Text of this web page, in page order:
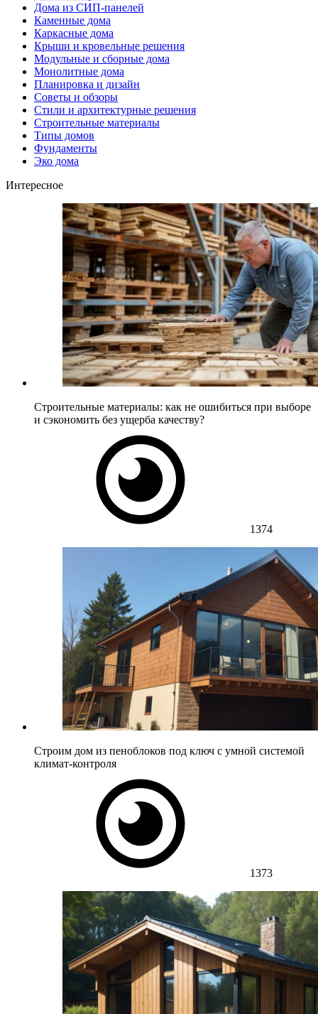
Дома из СИП-панелей
Каменные дома
Каркасные дома
Крыши и кровельные решения
Модульные и сборные дома
Монолитные дома
Планировка и дизайн
Советы и обзоры
Стили и архитектурные решения
Строительные материалы
Типы домов
Фундаменты
Эко дома
Интересное
Строительные материалы: как не ошибиться при выборе
и сэкономить без ущерба качеству?
1374
Строим дом из пеноблоков под ключ с умной системой
климат-контроля
1373